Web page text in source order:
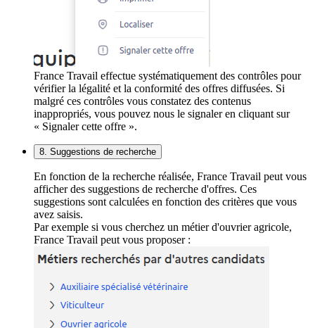
France Travail effectue systématiquement des contrôles pour
vérifier la légalité et la conformité des offres diffusées. Si
malgré ces contrôles vous constatez des contenus
inappropriés, vous pouvez nous le signaler en cliquant sur
« Signaler cette offre ».
8. Suggestions de recherche
En fonction de la recherche réalisée, France Travail peut vous
afficher des suggestions de recherche d'offres. Ces
suggestions sont calculées en fonction des critères que vous
avez saisis.
Par exemple si vous cherchez un métier d'ouvrier agricole,
France Travail peut vous proposer :